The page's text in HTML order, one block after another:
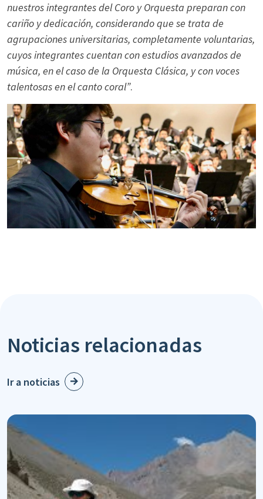
nuestros integrantes del Coro y Orquesta preparan con
cariño y dedicación, considerando que se trata de
agrupaciones universitarias, completamente voluntarias,
cuyos integrantes cuentan con estudios avanzados de
música, en el caso de la Orquesta Clásica, y con voces
talentosas en el canto coral”.
Noticias relacionadas
Ir a noticias